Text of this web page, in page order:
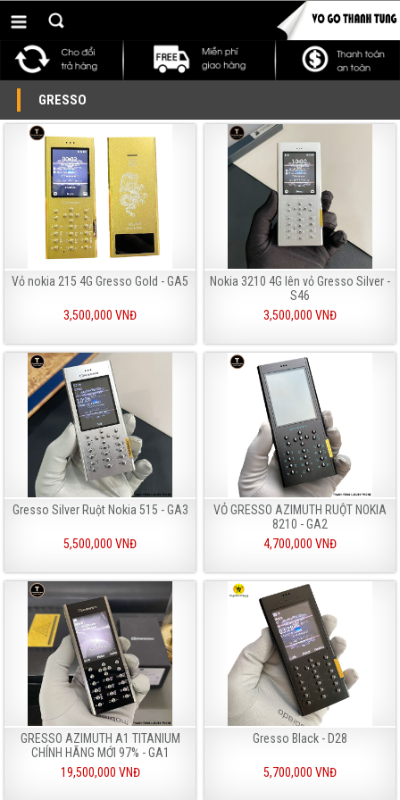
GRESSO
Vỏ nokia 215 4G Gresso Gold - GA5
3,500,000 VNĐ
Nokia 3210 4G lên vỏ Gresso Silver -
S46
3,500,000 VNĐ
Gresso Silver Ruột Nokia 515 - GA3
5,500,000 VNĐ
VỎ GRESSO AZIMUTH RUỘT NOKIA
8210 - GA2
4,700,000 VNĐ
GRESSO AZIMUTH A1 TITANIUM
CHÍNH HÃNG MỚI 97% - GA1
19,500,000 VNĐ
Gresso Black - D28
5,700,000 VNĐ